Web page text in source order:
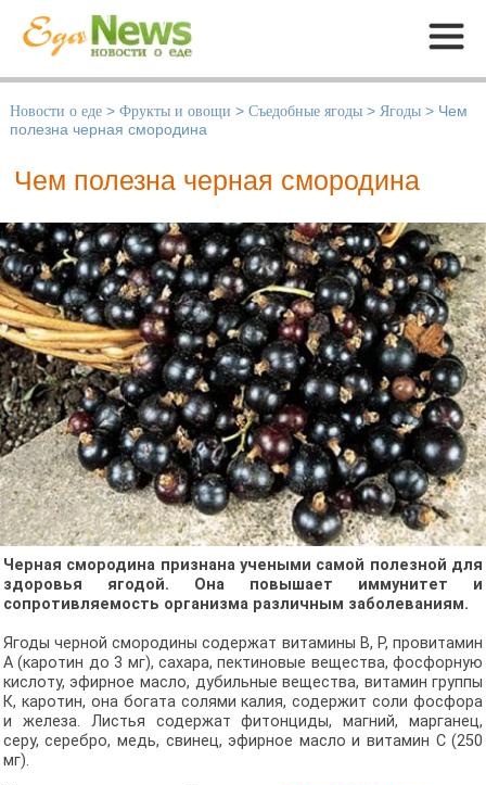
Меню
Новости о еде > Фрукты и овощи > Съедобные ягоды > Ягоды > Чем
полезна черная смородина
Чем полезна черная смородина
Черная смородина признана учеными самой полезной для
здоровья ягодой. Она повышает иммунитет и
сопротивляемость организма различным заболеваниям.
Ягоды черной смородины содержат витамины В, Р, провитамин
А (каротин до 3 мг), сахара, пектиновые вещества, фосфорную
кислоту, эфирное масло, дубильные вещества, витамин группы
К, каротин, она богата солями калия, содержит соли фосфора
и железа. Листья содержат фитонциды, магний, марганец,
серу, серебро, медь, свинец, эфирное масло и витамин С (250
мг).